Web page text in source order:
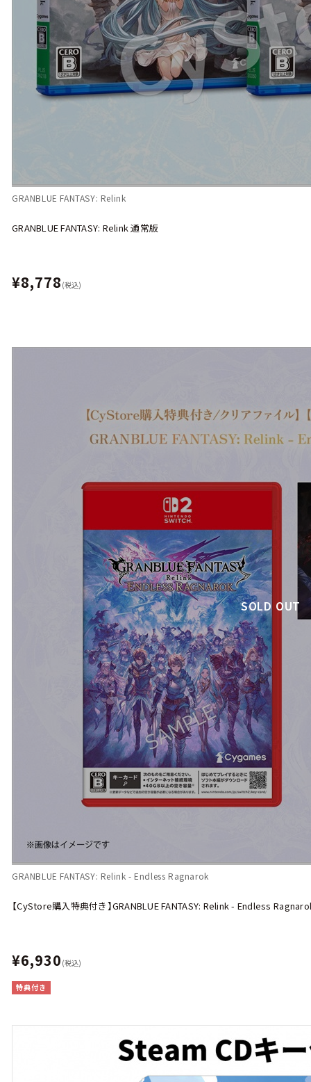
GRANBLUE FANTASY: Relink
GRANBLUE FANTASY: Relink 通常版
¥8,778 (税込)
SOLD OUT
GRANBLUE FANTASY: Relink - Endless Ragnarok
【CyStore購入特典付き】GRANBLUE FANTASY: Relink - Endless Ragnarok
¥6,930 (税込)
特典付き